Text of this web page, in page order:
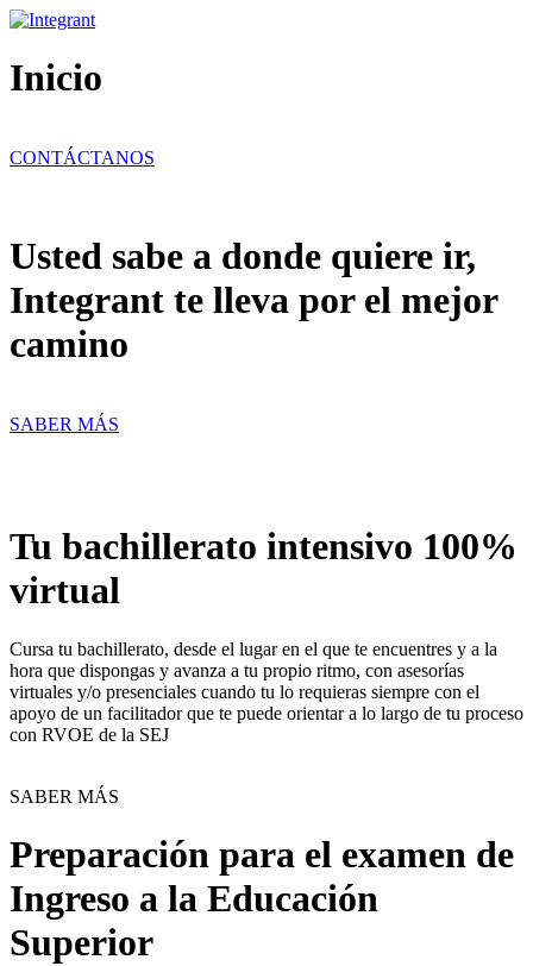
Ir
contenido
Inicio
CONTÁCTANOS
Usted sabe a donde quiere ir,
Integrant te lleva por el mejor
camino
SABER MÁS
Tu bachillerato intensivo 100%
virtual
Cursa tu bachillerato, desde el lugar en el que te encuentres y a la
hora que dispongas y avanza a tu propio ritmo, con asesorías
virtuales y/o presenciales cuando tu lo requieras siempre con el
apoyo de un facilitador que te puede orientar a lo largo de tu proceso
con RVOE de la SEJ
SABER MÁS
Preparación para el examen de
Ingreso a la Educación
Superior